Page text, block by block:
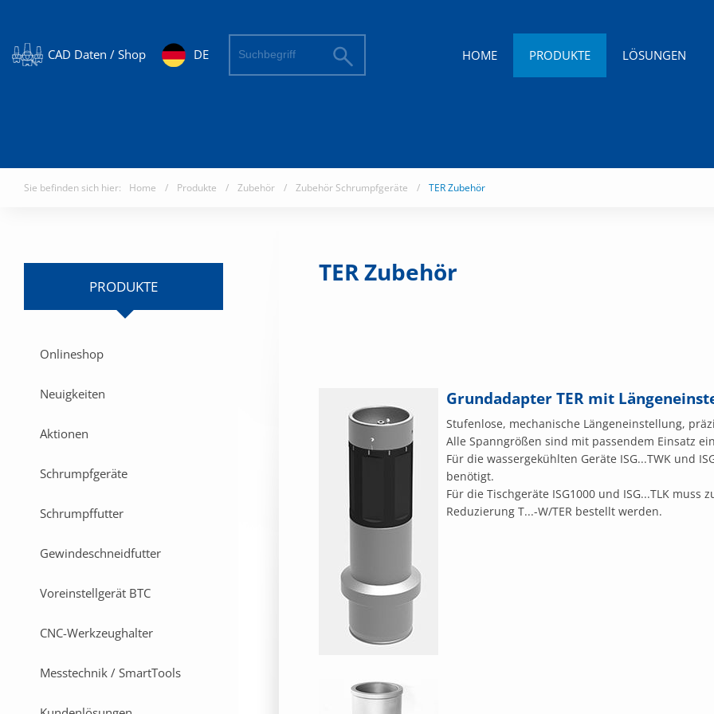
CAD Daten / Shop DE HOME PRODUKTE LÖSUNGEN
Sie befinden sich hier: Home / Produkte / Zubehör / Zubehör Schrumpfgeräte / TER Zubehör
PRODUKTE
Onlineshop
Neuigkeiten
Aktionen
Schrumpfgeräte
Schrumpffutter
Gewindeschneidfutter
Voreinstellgerät BTC
CNC-Werkzeughalter
Messtechnik / SmartTools
TER Zubehör
Grundadapter TER mit
Stufenlose, mechanische Längeneinstellung,
Alle Spanngrößen sind mit passendem Einsatz
Für die wassergekühlten Geräte ISG...TWK und
benötigt.
Für die Tischgeräte ISG1000 und ISG...TLK muss
Reduzierung T...-W/TER bestellt werden.